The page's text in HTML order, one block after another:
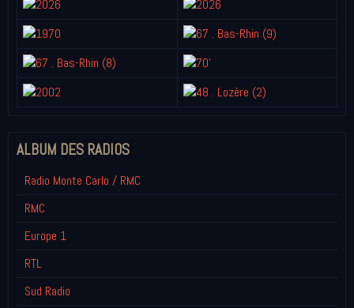
ALBUM DES RADIOS
Radio Monte Carlo / RMC
RMC
Europe 1
RTL
Sud Radio